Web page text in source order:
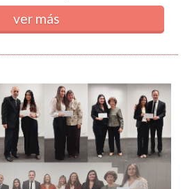
ver más